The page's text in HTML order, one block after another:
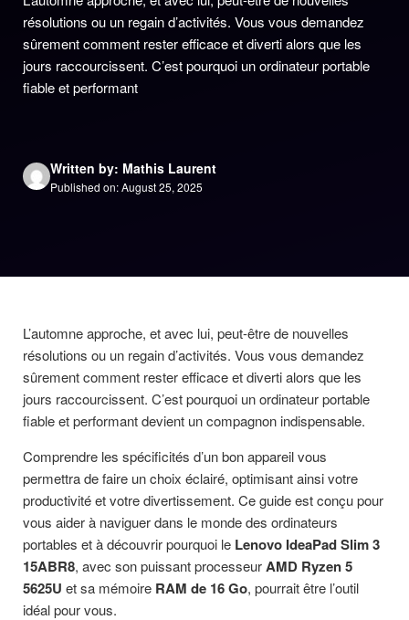
résolutions ou un regain d’activités. Vous vous demandez
sûrement comment rester efficace et diverti alors que les
jours raccourcissent. C’est pourquoi un ordinateur portable
fiable et performant
Written by: Mathis Laurent
Published on: August 25, 2025
L’automne approche, et avec lui, peut-être de nouvelles
résolutions ou un regain d’activités. Vous vous demandez
sûrement comment rester efficace et diverti alors que les
jours raccourcissent. C’est pourquoi un ordinateur portable
fiable et performant devient un compagnon indispensable.
Comprendre les spécificités d’un bon appareil vous
permettra de faire un choix éclairé, optimisant ainsi votre
productivité et votre divertissement. Ce guide est conçu pour
vous aider à naviguer dans le monde des ordinateurs
portables et à découvrir pourquoi le Lenovo IdeaPad Slim 3
15ABR8, avec son puissant processeurAMD Ryzen 5
5625U et sa mémoire RAM de 16 Go, pourrait être l’outil
idéal pour vous.